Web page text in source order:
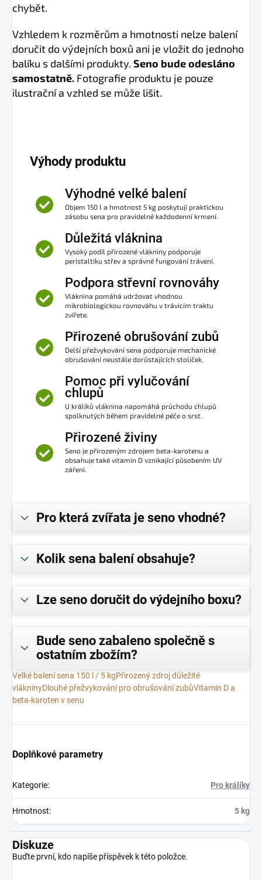
chybět.
Vzhledem k rozměrům a hmotnosti nelze balení
doručit do výdejních boxů ani je vložit do jednoho
balíku s dalšími produkty. Seno bude odesláno
samostatně. Fotografie produktu je pouze
ilustrační a vzhled se může lišit.
Výhody produktu
Výhodné velké balení
Objem 150 l a hmotnost 5 kg poskytují praktickou
zásobu sena pro pravidelné každodenní krmení.
Důležitá vláknina
Vysoký podíl přirozené vlákniny podporuje
peristaltiku střev a správné fungování trávení.
Podpora střevní rovnováhy
Vláknina pomáhá udržovat vhodnou
mikrobiologickou rovnováhu v trávicím traktu
zvířete.
Přirozené obrušování zubů
Delší přežvykování sena podporuje mechanické
obrušování neustále dorůstajících stoliček.
Pomoc při vylučování
chlupů
U králíků vláknina napomáhá průchodu chlupů
spolknutých během pravidelné péče o srst.
Přirozené živiny
Seno je přirozeným zdrojem beta-karotenu a
obsahuje také vitamin D vznikající působením UV
záření.
Pro která zvířata je seno vhodné?
Kolik sena balení obsahuje?
Lze seno doručit do výdejního boxu?
Bude seno zabaleno společně s
ostatním zbožím?
Velké balení sena 150 l / 5 kgPřirozený zdroj důležité
vlákninyDlouhé přežvykování pro obrušování zubůVitamin D a
beta-karoten v senu
Doplňkové parametry
Kategorie: Pro králíky
Hmotnost: 5 kg
Diskuze
Buďte první, kdo napíše příspěvek k této položce.